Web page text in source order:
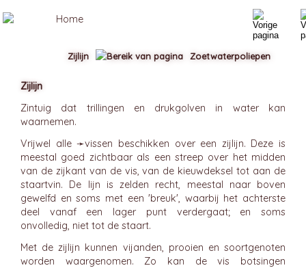
Zijlijn
Zintuig dat trillingen en drukgolven in water kan
waarnemen.
Vrijwel alle ➛vissen beschikken over een zijlijn. Deze is
meestal goed zichtbaar als een streep over het midden
van de zijkant van de vis, van de kieuwdeksel tot aan de
staartvin. De lijn is zelden recht, meestal naar boven
gewelfd en soms met een 'breuk', waarbij het achterste
deel vanaf een lager punt verdergaat; en soms
onvolledig, niet tot de staart.
Met de zijlijn kunnen vijanden, prooien en soortgenoten
worden waargenomen. Zo kan de vis botsingen
Zijlijn Zoetwaterpoliepen